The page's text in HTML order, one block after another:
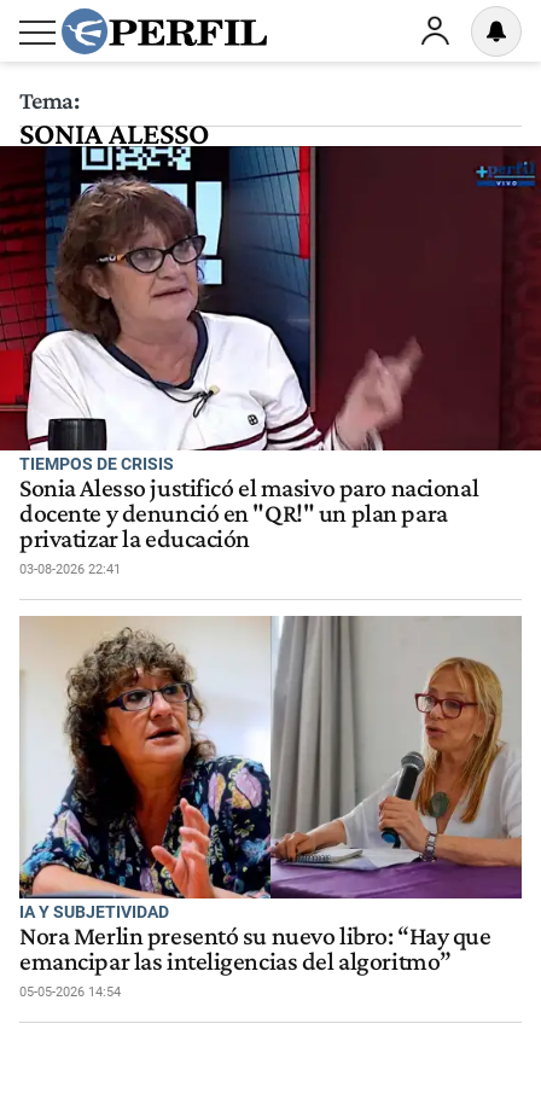
Tema:
SONIA ALESSO
TIEMPOS DE CRISIS
Sonia Alesso justificó el masivo paro nacional
docente y denunció en "QR!" un plan para
privatizar la educación
03-08-2026 22:41
IA Y SUBJETIVIDAD
Nora Merlin presentó su nuevo libro: “Hay que
emancipar las inteligencias del algoritmo”
05-05-2026 14:54